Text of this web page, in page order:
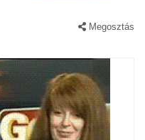
Megosztás